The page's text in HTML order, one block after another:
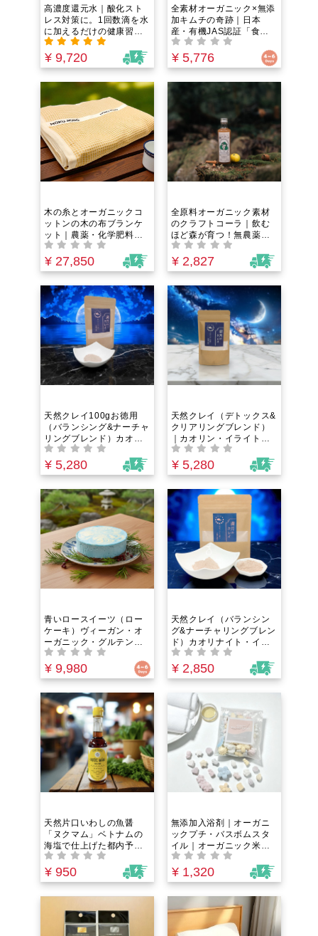
高濃度還元水｜酸化スト
レス対策に。1回数滴を水
に加えるだけの健康習
慣。心身の悩み・慢性不
調と向き合う人が「水の
質」を変えて体の土台を
¥ 9,720
全素材オーガニック×無添
加キムチの奇跡｜日本
産・有機JAS認証「食べ
る腸活」と発酵美の新習
慣（100g×5つセット）
¥ 5,776
木の糸とオーガニックコ
ットンの木の布ブランケ
ット｜農薬・化学肥料不
使用素材使用率100%！一
年中使える利便性。眠り
が深呼吸に変わる。天然
香りをあなたの寝室に。
¥ 27,850
全原料オーガニック素材
のクラフトコーラ｜飲む
ほど森が育つ！無農薬ス
パイス×有機柚子×甘酒の
自然循環型飲料
¥ 2,827
天然クレイ100gお徳用
（バランシング&ナーチャ
リングブレンド）カオリ
ナイト・イライト・クロ
ライト・スメクタイトの4
種ブレンドで叶える老廃
＆週1回自然療法習慣！ク
レイバス・フェイスパッ
クとして
¥ 5,280
天然クレイ（デトックス&
クリアリングブレンド）
｜カオリン・イライト・
ゼオライト・石英の4種ブ
レンドで叶える老廃物全
身ミネラルクレンズ＆週1
バス・フェイスパックと
して
¥ 5,280
青いロースイーツ（ロー
ケーキ）ヴィーガン・オ
ーガニック・グルテンフ
リー仕様。小麦・乳・
卵・白砂糖不使用。発酵
の旨みで満ちる、体が喜
ナケーキ［冷凍12cmホー
ル］
¥ 9,980
天然クレイ（バランシン
グ&ナーチャリングブレン
ド）カオリナイト・イラ
イト・クロライト・スメ
クタイトの4種ブレンドで
叶える老廃物全身ミネラ
法習慣！クレイバス・フ
ェイスパックとして
¥ 2,850
天然片口いわしの魚醤
「ヌクマム」ベトナムの
海塩で仕上げた都内予約
困難な人気レストランの
シェフプロデュース！卵
焼きから煮物まで何に使
¥ 950
無添加入浴剤｜オーガニ
ックプチ・バスボムスタ
イル｜オーガニック米籾
殻由来のシリカで温活・
美活・さらに浴槽まで綺
麗！赤ちゃんでも使える
¥ 1,320